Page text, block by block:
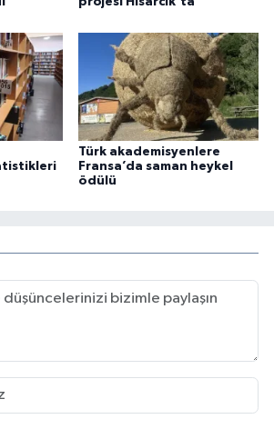
Türk akademisyenlere
Fransa’da saman heykel
ödülü